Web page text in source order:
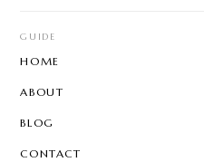
GUIDE
HOME
ABOUT
BLOG
CONTACT